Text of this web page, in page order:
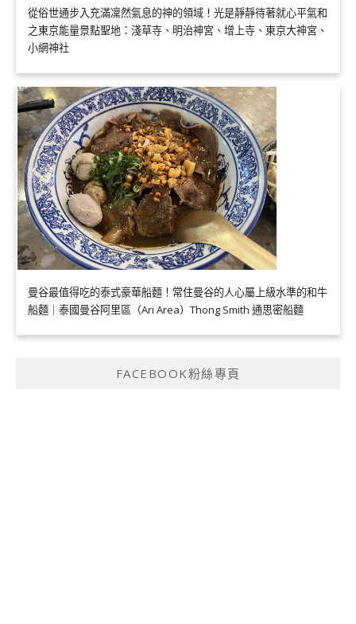
從俗世通步入充滿凜然氣息的神的領域！光是靜靜待著就心平氣和
之東京能量景點聖地：淺草寺、明治神宮、增上寺、東京大神宮、
小網神社
曼谷最值得吃的泰式豪華船麵！常住曼谷的人心屬上級水準的和牛
船麵｜泰國曼谷阿里區（Ari Area）Thong Smith 通思密船麵
FACEBOOK粉絲專頁